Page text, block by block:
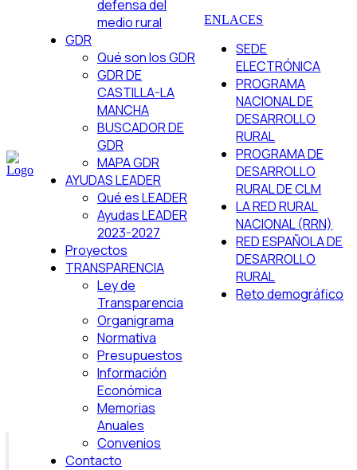
defensa del
medio rural
GDR
Qué son los GDR
GDR DE
CASTILLA-LA
MANCHA
BUSCADOR DE
GDR
MAPA GDR
AYUDAS LEADER
Qué es LEADER
Ayudas LEADER
2023-2027
Proyectos
TRANSPARENCIA
Ley de
Transparencia
Organigrama
Normativa
Presupuestos
Información
Económica
Memorias
Anuales
Convenios
Contacto
ENLACES
SEDE
ELECTRÓNICA
PROGRAMA
NACIONAL DE
DESARROLLO
RURAL
PROGRAMA DE
DESARROLLO
RURAL DE CLM
LA RED RURAL
NACIONAL (RRN)
RED ESPAÑOLA DE
DESARROLLO
RURAL
Reto demográfico